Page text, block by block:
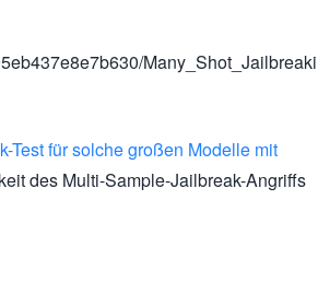
Many_Shot_Jailbreaki
Test für solche großen Modelle mit
des Multi-Sample-Jailbreak-Angriffs